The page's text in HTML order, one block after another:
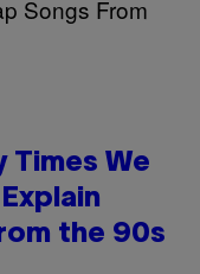
Times We
the 90s